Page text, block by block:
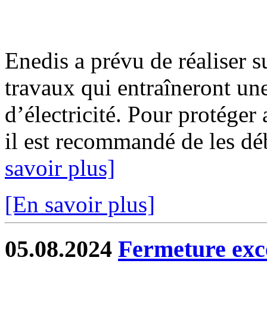
Enedis a prévu de réaliser
travaux qui entraîneront
d’électricité. Pour protéger
il est recommandé de les
savoir plus]
[En savoir plus]
05.08.2024 Fermeture